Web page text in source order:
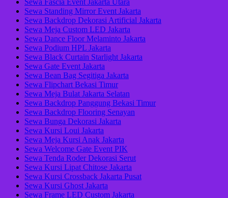
Sewa Fascia Event Jakarta Utara
Sewa Standing Mirror Event Jakarta
Sewa Backdrop Dekorasi Artificial Jakarta
Sewa Meja Custom LED Jakarta
Sewa Dance Floor Melaminto Jakarta
Sewa Podium HPL Jakarta
Sewa Black Curtain Starlight Jakarta
Sewa Gate Event Jakarta
Sewa Bean Bag Segitiga Jakarta
Sewa Flipchart Bekasi Timur
Sewa Meja Bulat Jakarta Selatan
Sewa Backdrop Panggung Bekasi Timur
Sewa Backdrop Flooring Senayan
Sewa Bunga Dekorasi Jakarta
Sewa Kursi Loui Jakarta
Sewa Meja Kursi Anak Jakarta
Sewa Welcome Gate Event PIK
Sewa Tenda Roder Dekorasi Serut
Sewa Kursi Lipat Chitose Jakarta
Sewa Kursi Crossback Jakarta Pusat
Sewa Kursi Ghost Jakarta
Sewa Frame LED Custom Jakarta